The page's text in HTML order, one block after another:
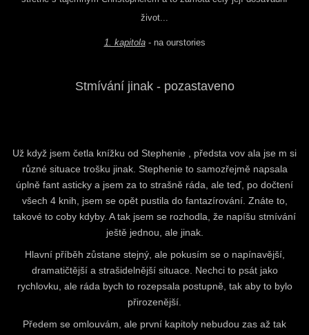
život...
1. kapitola- na ourstories
Stmívání jinak - pozastaveno
Už když jsem četla knížku od Stephenie , předsta vov ala jse m si
různé situace trošku jinak. Stephenie to samozřejmě napsala
úplně fant asticky a jsem za to strašně ráda, ale teď, po dočtení
všech 4 knih, jsem se opět pustila do fantazírování. Znáte to,
takové to coby kdyby. Atak jsem se rozhodla, že napíšu stmívání
ještě jednou, ale jinak.
Hlavní příběh zůstane stejný, ale pokusím se o napínavější,
dramatičtější a strašidelnější situace. Nechci to psát jako
rychlovku, ale ráda bych to rozepsala postupně, tak aby to bylo
přirozenější.
Předem se omlouvám, ale první kapitoly nebudou zas až tak